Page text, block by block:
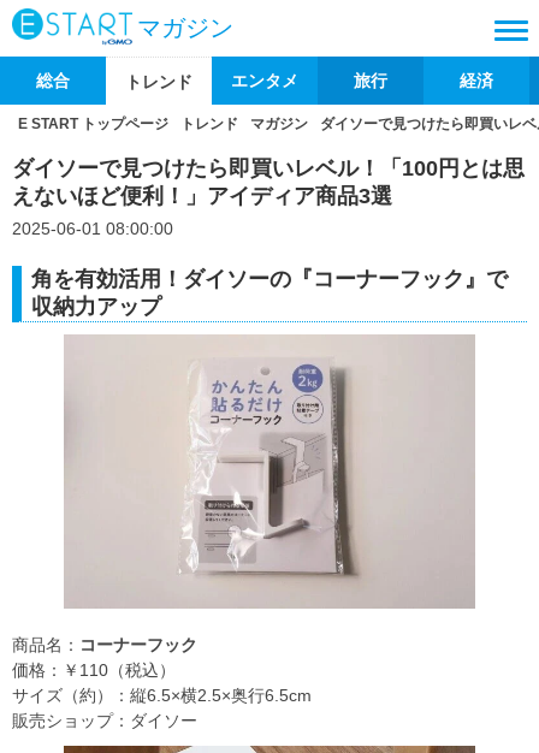
マガジン
総合 トレンド エンタメ 旅行 経済
E START トップページ トレンド マガジン ダイソーで見つけたら即買いレ
ダイソーで見つけたら即買いレベル！「100円とは思
えないほど便利！」アイディア商品3選
2025-06-01 08:00:00
角を有効活用！ダイソーの『コーナーフック』で
収納力アップ
商品名： コーナーフック
価格：￥110（税込）
サイズ（約）：縦6.5×横2.5×奥行6.5cm
販売ショップ：ダイソー